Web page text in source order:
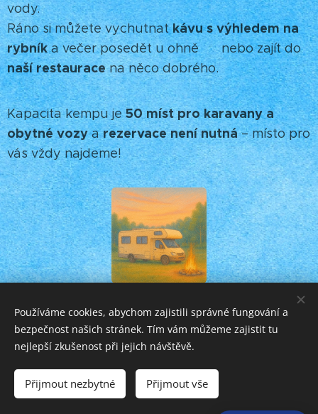
vody.
Ráno si můžete vychutnatkávu s výhledem na
rybníka večer posedět u ohně 🔥 nebo zajít do
naší restauracena něco dobrého.
Kapacita kempu je50 míst pro karavany a
obytné vozyarezervace není nutná– místo pro
vás vždy najdeme! 🌳☕️
© 2025 Všechna práva vyhrazena
Používáme cookies, abychom zajistili správné fungování a
bezpečnost našich stránek. Tím vám můžeme zajistit tu
nejlepší zkušenost při jejich návštěvě.
Přijmout nezbytné Přijmout vše